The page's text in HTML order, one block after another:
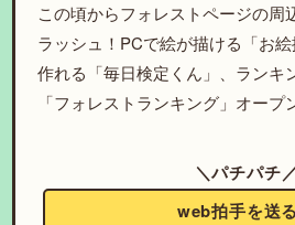
この頃からフォレストページの周
ラッシュ！PCで絵が描ける「お
作れる「毎日検定くん」、ランキ
「フォレストランキング」オープ
＼パチパチ
web拍手を送